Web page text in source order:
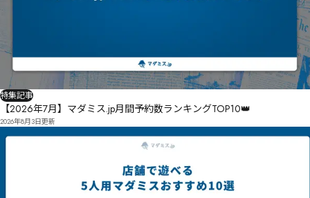
特集記事
【2026年7月】マダミス.jp月間予約数ランキングTOP10👑
2026年8月3日更新